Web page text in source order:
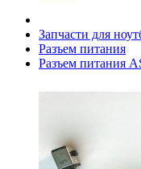
Запчасти для
Разъем питания
Разъем питания